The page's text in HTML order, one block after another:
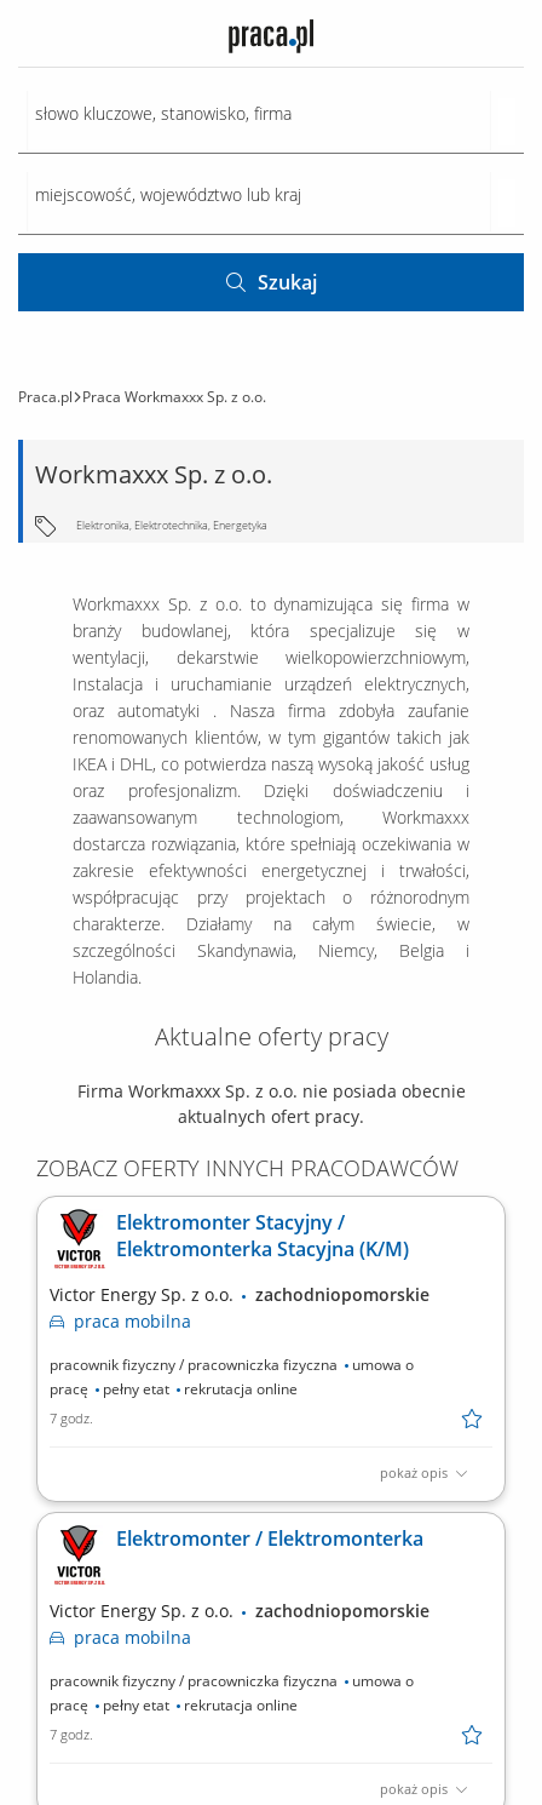
Szukaj
Praca.pl Praca Workmaxxx Sp. z o.o.
Workmaxxx Sp. z o.o.
Elektronika, Elektrotechnika, Energetyka
Workmaxxx Sp. z o.o. to dynamizująca się firma w
branży budowlanej, która specjalizuje się w
wentylacji, dekarstwie wielkopowierzchniowym,
Instalacja i uruchamianie urządzeń elektrycznych,
oraz automatyki . Nasza firma zdobyła zaufanie
renomowanych klientów, w tym gigantów takich jak
IKEA i DHL, co potwierdza naszą wysoką jakość usług
oraz profesjonalizm. Dzięki doświadczeniu i
zaawansowanym technologiom, Workmaxxx
dostarcza rozwiązania, które spełniają oczekiwania w
zakresie efektywności energetycznej i trwałości,
współpracując przy projektach o różnorodnym
charakterze. Działamy na całym świecie, w
szczególności Skandynawia, Niemcy, Belgia i
Holandia.
Aktualne oferty pracy
Firma Workmaxxx Sp. z o.o. nie posiada obecnie
aktualnych ofert pracy.
ZOBACZ OFERTY INNYCH PRACODAWCÓW
Elektromonter Stacyjny /
Elektromonterka Stacyjna (K/M)
Victor Energy Sp. z o.o.
zachodniopomorskie
praca mobilna
pracownik fizyczny / pracowniczka fizyczna
umowa o
pracę
pełny etat rekrutacja online
7 godz.
pokaż opis
praca mobilna na terenie całego kraju
Elektromonter / Elektromonterka
Victor Energy Sp. z o.o.
zachodniopomorskie
praca mobilna
pracownik fizyczny / pracowniczka fizyczna
umowa o
pracę
pełny etat rekrutacja online
7 godz.
pokaż opis